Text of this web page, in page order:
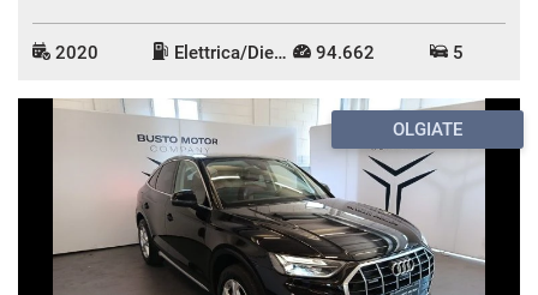
2020 Elettrica/Diesel 94.662 5
OLGIATE
Cookie per il miglioramento dell'esperienza utente
Cookie di marketing
Leggi
la